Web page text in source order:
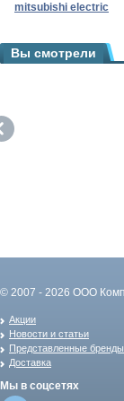
mitsubishi electric
Вы смотрели
© 2007 - 2026 ООО
Акции
Новости и статьи
Представленные бренды
Доставка
Мы в соцсетях